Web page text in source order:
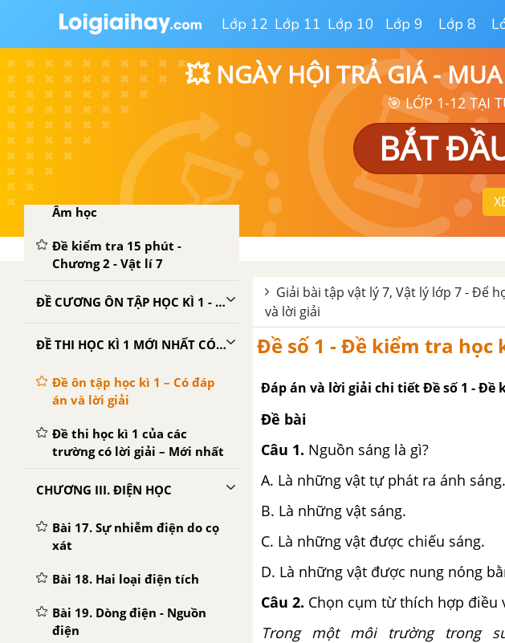
Lớp 12 Lớp 11 Lớp 10 Lớp 9 Lớp 8
💥 NGÀY HỘI TRẢ GIÁ -
🎯 LỚP 1-12 TẠI
BẮT
âm
Bài 14. Phản xạ âm - Tiếng
vang
Bài 15. Chống ô nhiễm tiếng
ồn
Bài 16. Tổng kết chương 2 :
Âm học
Đề kiểm tra 15 phút -
Chương 2 - Vật lí 7
ĐỀ CƯƠNG ÔN TẬP HỌC KÌ 1 - VẬT LÍ 7
ĐỀ THI HỌC KÌ 1 MỚI NHẤT CÓ LỜI GIẢI
Đề ôn tập học kì 1 – Có đáp
án và lời giải
Đề thi học kì 1 của các
trường có lời giải – Mới nhất
CHƯƠNG III. ĐIỆN HỌC
Bài 17. Sự nhiễm điện do cọ
xát
Bài 18. Hai loại điện tích
Bài 19. Dòng điện - Nguồn
điện
Giải bài tập vật lý 7, Vật lý lớp 7 - Để
và lời giải
Đề số 1 - Đề kiểm tra học
Đáp án và lời giải chi tiết Đề số 1 - Đề
Đề bài
Câu 1. Nguồn sáng là gì?
A. Là những vật tự phát ra ánh sáng.
B. Là những vật sáng.
C. Là những vật được chiếu sáng.
D. Là những vật được nung nóng
Câu 2. Chọn cụm từ thích hợp điều
Trong một môi trường trong